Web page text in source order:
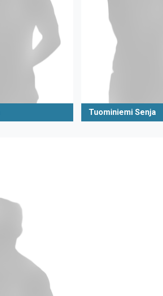
Tuominiemi Senja